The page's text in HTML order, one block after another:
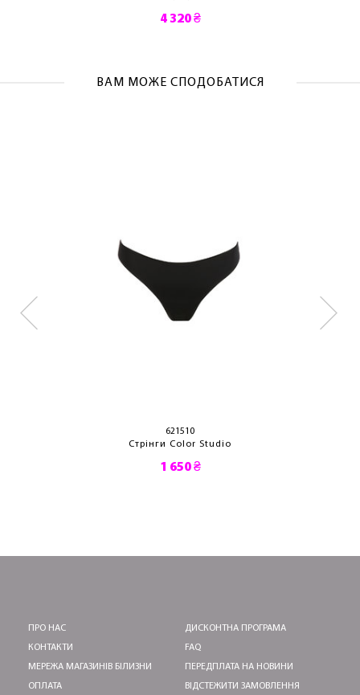
4 320 ₴
ВАМ МОЖЕ СПОДОБАТИСЯ
621510
Стрінги Color Studio
1 650 ₴
ПРО НАС
КОНТАКТИ
МЕРЕЖА МАГАЗИНІВ БІЛИЗНИ
ОПЛАТА
ДИСКОНТНА ПРОГРАМА
FAQ
ПЕРЕДПЛАТА НА НОВИНИ
ВІДСТЕЖИТИ ЗАМОВЛЕННЯ